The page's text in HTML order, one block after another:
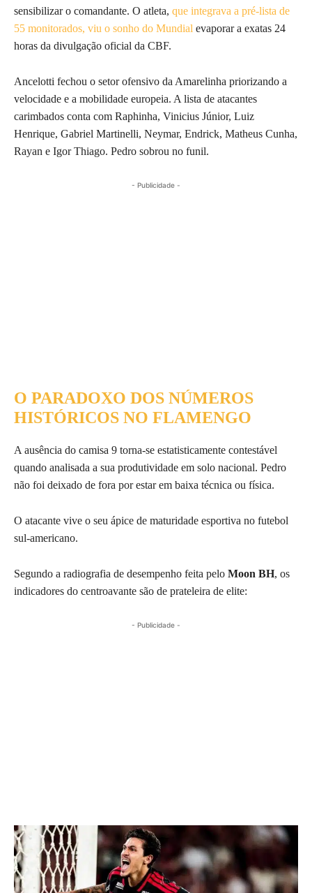
sensibilizar o comandante. O atleta, que integrava a pré-lista de
55 monitorados, viu o sonho do Mundial evaporar a exatas 24
horas da divulgação oficial da CBF.
Ancelotti fechou o setor ofensivo da Amarelinha priorizando a
velocidade e a mobilidade europeia. A lista de atacantes
carimbados conta com Raphinha, Vinicius Júnior, Luiz
Henrique, Gabriel Martinelli, Neymar, Endrick, Matheus Cunha,
Rayan e Igor Thiago. Pedro sobrou no funil.
- Publicidade -
O PARADOXO DOS NÚMEROS
HISTÓRICOS NO FLAMENGO
A ausência do camisa 9 torna-se estatisticamente contestável
quando analisada a sua produtividade em solo nacional. Pedro
não foi deixado de fora por estar em baixa técnica ou física.
O atacante vive o seu ápice de maturidade esportiva no futebol
sul-americano.
Segundo a radiografia de desempenho feita pelo Moon BH, os
indicadores do centroavante são de prateleira de elite:
- Publicidade -